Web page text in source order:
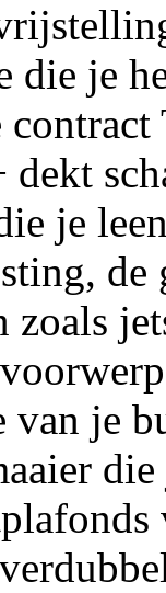
die je
dekt
je
de
zoals
van je